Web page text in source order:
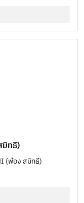
มิทธี)
(พ้อง สมิทธี)